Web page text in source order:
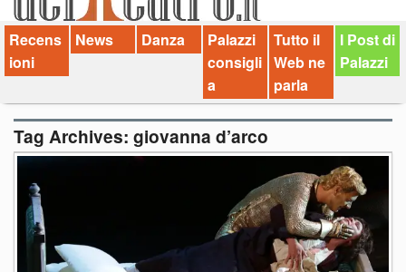
Video
Chi siamo
Contatti
dT in English
Recens
ioni
News Danza
Palazzi
consigli
a
Tutto il
Web ne
parla
I Post di
Palazzi
Tag Archives: giovanna d’arco